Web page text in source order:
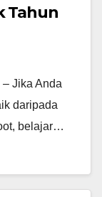
Tahun
Jika Anda
daripada
belajar…